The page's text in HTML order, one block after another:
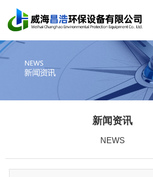
新闻资讯
NEWS